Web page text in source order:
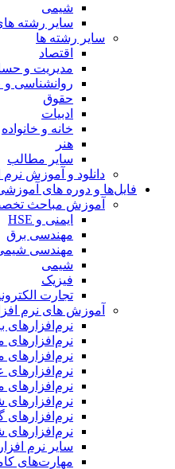
شیمی
سایر رشته های
سایر رشته ها
اقتصاد
مدیریت و
روانشناسی و علوم
حقوق
ادبیات
خانه و خانواده
هنر
سایر مطالب
دانلود و آموزش نرم افزار
فایل‌ها و دوره های آموزشی
آموزش مباحث تخصصی
ایمنی و HSE
مهندسی برق
مهندسی شیمی
شیمی
فیزیک
تجارت الکترونیک
آموزش های نرم افزاری
نرم‌افزارهای برق
نرم‌افزارهای
نرم‌افزارهای
نرم‌افزارهای
نرم‌افزارهای
نرم‌افزارهای
نرم‌افزارهای
نرم‌افزارهای
سایر نرم افزارها
مهارت‌های